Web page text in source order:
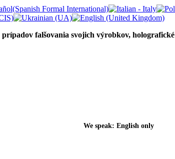
prípadov falšovania svojich výrobkov, holografické
We speak: English only